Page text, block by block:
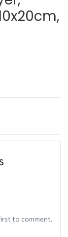
to comment.